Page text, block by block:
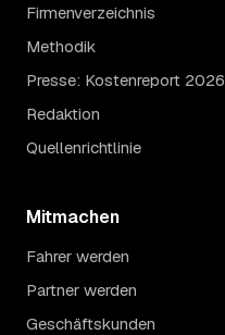
Firmenverzeichnis
Methodik
Presse: Kostenreport 2026
Redaktion
Quellenrichtlinie
Mitmachen
Fahrer werden
Partner werden
Geschäftskunden